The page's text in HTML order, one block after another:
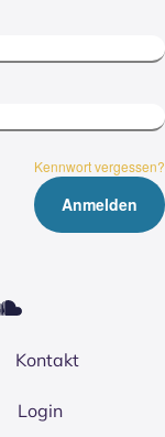
Kennwort vergessen?
Kon­takt
Log­in